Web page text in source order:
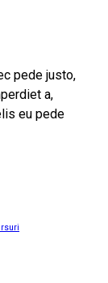
pede justo,
a,
eu pede